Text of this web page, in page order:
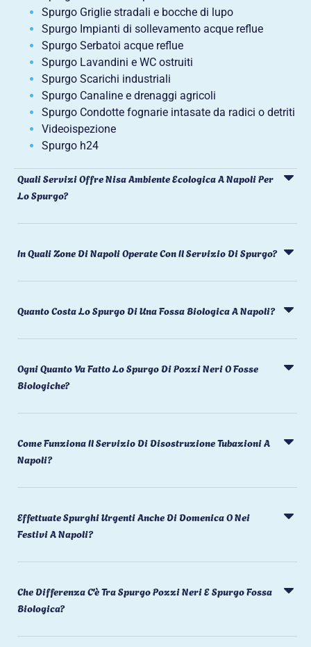
Spurgo Griglie stradali e bocche di lupo
Spurgo Impianti di sollevamento acque reflue
Spurgo Serbatoi acque reflue
Spurgo Lavandini e WC ostruiti
Spurgo Scarichi industriali
Spurgo Canaline e drenaggi agricoli
Spurgo Condotte fognarie intasate da radici o detriti
Videoispezione
Spurgo h24
Quali Servizi Offre Nisa Ambiente Ecologica A Napoli Per
Lo Spurgo?
In Quali Zone Di Napoli Operate Con Il Servizio Di Spurgo?
Quanto Costa Lo Spurgo Di Una Fossa Biologica A Napoli?
Ogni Quanto Va Fatto Lo Spurgo Di Pozzi Neri O Fosse
Biologiche?
Come Funziona Il Servizio Di Disostruzione Tubazioni A
Napoli?
Effettuate Spurghi Urgenti Anche Di Domenica O Nei
Festivi A Napoli?
Che Differenza C'è Tra Spurgo Pozzi Neri E Spurgo Fossa
Biologica?